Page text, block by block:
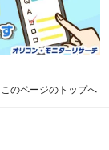
このページのトップへ